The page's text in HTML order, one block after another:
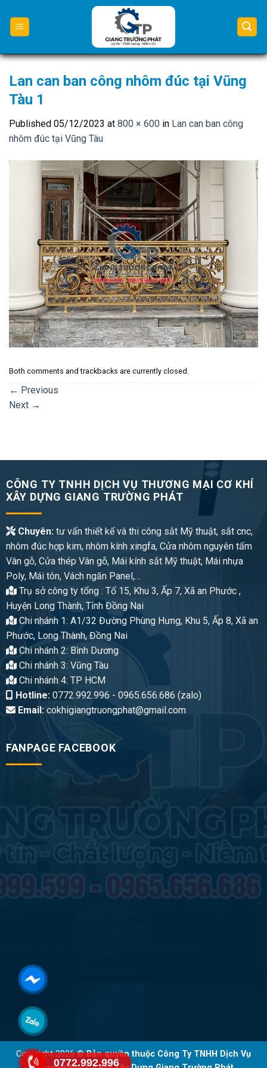
content
Lan can ban công nhôm đúc tại Vũng
Tàu 1
Published 05/12/2023 at 800 × 600 in Lan can ban công
nhôm đúc tại Vũng Tàu
Both comments and trackbacks are currently closed.
← Previous
Next →
CÔNG TY TNHH DỊCH VỤ THƯƠNG MẠI CƠ KHÍ
XÂY DỰNG GIANG TRƯỜNG PHÁT
Chuyên:tư vấn thiết kế và thi công sắt Mỹ thuật, sắt cnc,
nhôm đúc hợp kim, nhôm kính xingfa, Cửa nhôm nguyên tấm
Vân gỗ, Cửa thép Vân gỗ, Mái kính sắt Mỹ thuật, Mái nhựa
Poly, Mái tôn, Vách ngăn Panel,…
Trụ sở công ty tổng : Tổ 15, Khu 3, Ấp 7, Xã an Phước ,
Huyện Long Thành, Tỉnh Đồng Nai
Chi nhánh 1: A1/32 Đường Phùng Hưng, Khu 5, Ấp 8, Xã an
Phước, Long Thành, Đồng Nai
Chi nhánh 2: Bình Dương
Chi nhánh 3: Vũng Tàu
Chi nhánh 4: TP HCM
Hotline:0772.992.996 - 0965.656.686 (zalo)
Email:cokhigiangtruongphat@gmail.com
FANPAGE FACEBOOK
Copyright 2026 ©Bản quyền thuộc Công Ty TNHH Dịch Vụ
0772.992.996